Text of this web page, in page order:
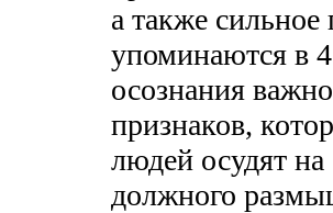
а также сильное
упоминаются в
осознания
признаков,
людей осудят на
должного